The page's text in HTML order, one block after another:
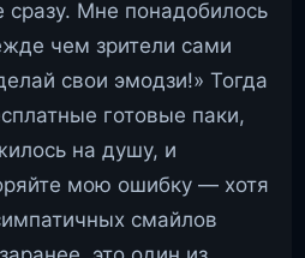
сразу. Мне понадобилось
чем зрители сами
свои эмодзи!» Тогда
готовые паки,
на душу, и
мою ошибку — хотя
смайлов